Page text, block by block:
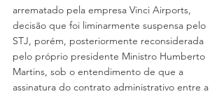
arrematado pela empresa Vinci Airports,
decisão que foi liminarmente suspensa pelo
STJ, porém, posteriormente reconsiderada
pelo próprio presidente Ministro Humberto
Martins, sob o entendimento de que a
assinatura do contrato administrativo entre a